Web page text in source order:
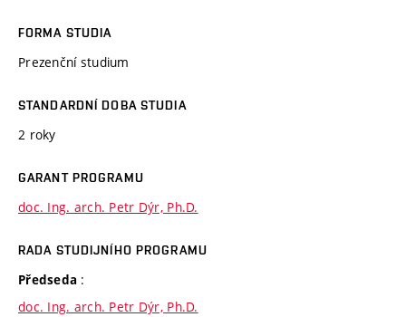
FORMA STUDIA
Prezenční studium
STANDARDNÍ DOBA STUDIA
2 roky
GARANT PROGRAMU
doc. Ing. arch. Petr Dýr, Ph.D.
RADA STUDIJNÍHO PROGRAMU
Předseda :
doc. Ing. arch. Petr Dýr, Ph.D.